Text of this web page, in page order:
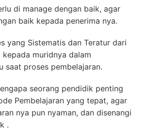
di manage dengan baik, agar
baik kepada penerima nya.
yang Sistematis dan Teratur dari
muridnya dalam
saat proses pembelajaran.
seorang pendidik penting
Pembelajaran yang tepat, agar
nya pun nyaman, dan disenangi
.